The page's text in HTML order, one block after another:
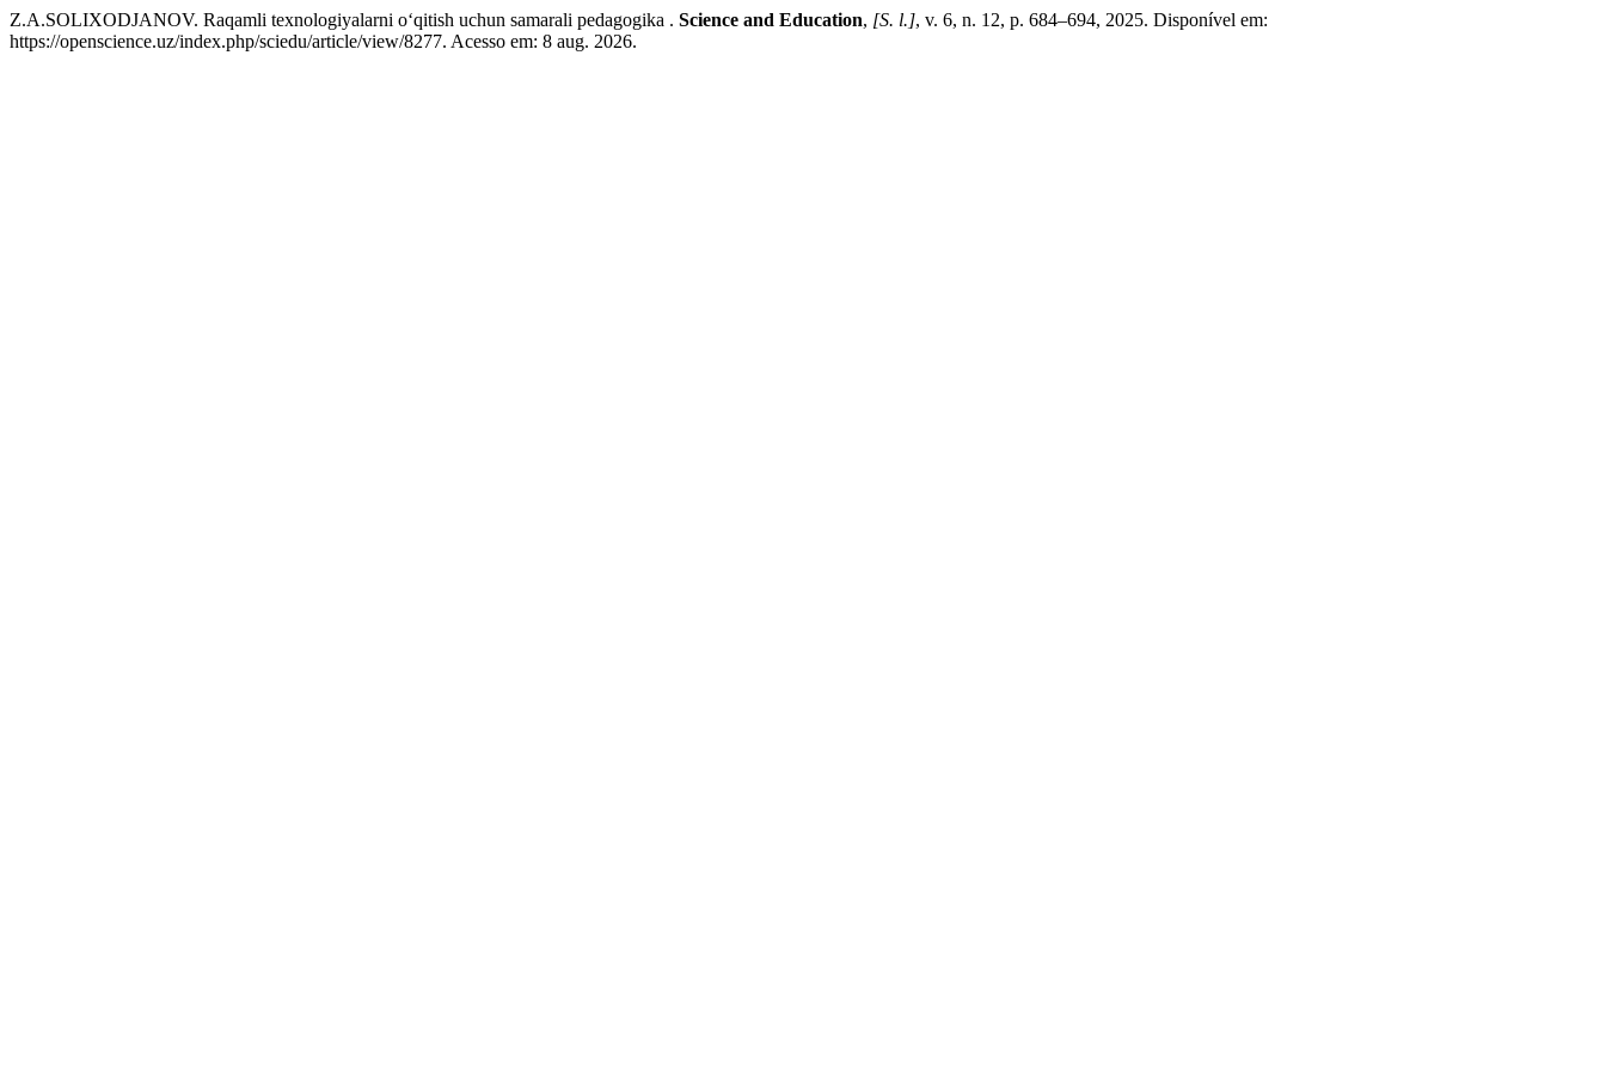
Z.A.SOLIXODJANOV. Raqamli texnologiyalarni o‘qitish uchun samarali pedagogika . Science and Education, [S. l.], v. 6, n. 12, p. 684–694, 2025. Disponível em:
https://openscience.uz/index.php/sciedu/article/view/8277. Acesso em: 8 aug. 2026.